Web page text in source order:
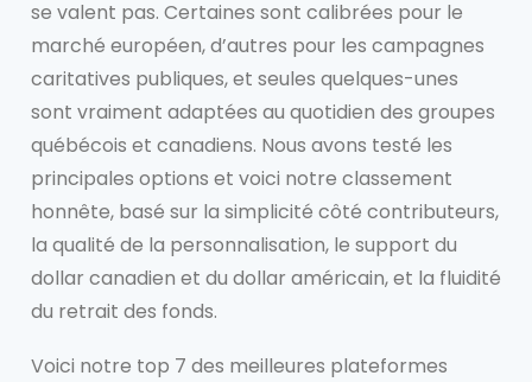
se valent pas. Certaines sont calibrées pour le
marché européen, d’autres pour les campagnes
caritatives publiques, et seules quelques-unes
sont vraiment adaptées au quotidien des groupes
québécois et canadiens. Nous avons testé les
principales options et voici notre classement
honnête, basé sur la simplicité côté contributeurs,
la qualité de la personnalisation, le support du
dollar canadien et du dollar américain, et la fluidité
du retrait des fonds.
Voici notre top 7 des meilleures plateformes